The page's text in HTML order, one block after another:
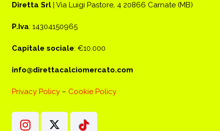
Diretta Srl | Via Luigi Pastore, 4 20866 Carnate (MB)
P.Iva: 14304150965
Capitale sociale: €10.000
info@direttacalciomercato.com
Privacy Policy – Cookie Policy